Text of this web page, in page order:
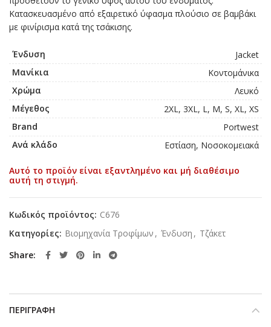
Κατασκευασμένο από εξαιρετικό ύφασμα πλούσιο σε βαμβάκι
με φινίρισμα κατά της τσάκισης.
Ένδυση
Jacket
Μανίκια
Κοντομάνικα
Χρώμα
Λευκό
Μέγεθος
2XL, 3XL, L, M, S, XL, XS
Brand
Portwest
Ανά κλάδο
Εστίαση, Νοσοκομειακά
Αυτό το προϊόν είναι εξαντλημένο και μή διαθέσιμο
αυτή τη στιγμή.
Κωδικός προϊόντος: C676
Κατηγορίες: Βιομηχανία Τροφίμων , Ένδυση , Τζάκετ
Share
ΠΕΡΙΓΡΑΦΉ